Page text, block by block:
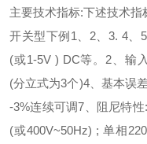
主要技术指标:下述技术指
开关型下例1、2、3. 4、
(或1-5V ) DC等。 2、输
(分立式为3个)4、基本误
-3%连续可调7、阻尼特
(或400V~50Hz) ; 单相